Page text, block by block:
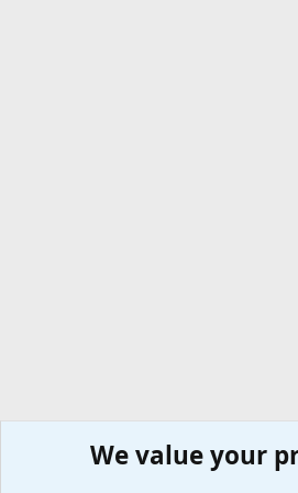
Сайт доктора Мостовского
We value your